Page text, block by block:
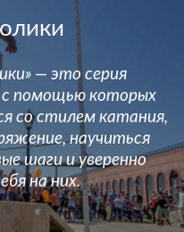
— это серия
с помощью которых
со стилем катания,
научиться
шаги и уверенно
на них.